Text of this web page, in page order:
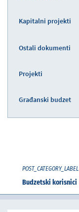
Kapitalni projekti
Ostali dokumenti
Projekti
Građanski budzet
POST_CATEGORY_LABEL
Budzetski korisnici